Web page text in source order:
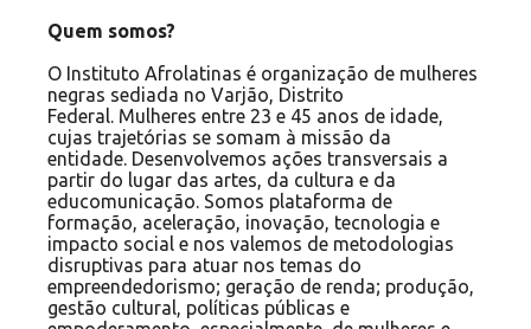
Quem somos?
O Instituto Afrolatinas é organização de mulheres
negras sediada no Varjão, Distrito
Federal. Mulheres entre 23 e 45 anos de idade,
cujas trajetórias se somam à missão da
entidade. Desenvolvemos ações transversais a
partir do lugar das artes, da cultura e da
educomunicação. Somos plataforma de
formação, aceleração, inovação, tecnologia e
impacto social e nos valemos de metodologias
disruptivas para atuar nos temas do
empreendedorismo; geração de renda; produção,
gestão cultural, políticas públicas e